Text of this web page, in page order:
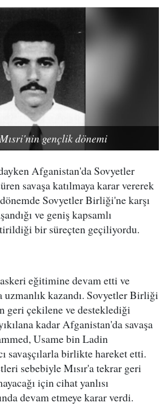
gençlik dönemi
Afganistan'da Sovyetler
savaşa katılmaya karar vererek
Sovyetler Birliği'ne karşı
ve geniş kapsamlı
bir süreçten geçiliyordu.
eğitimine devam etti ve
kazandı. Sovyetler Birliği
geri çekilene ve desteklediği
kadar Afganistan'da savaşa
Usame bin Ladin
savaşçılarla birlikte hareket etti.
sebebiyle Mısır'a tekrar geri
için cihat yanlısı
devam etmeye karar verdi.